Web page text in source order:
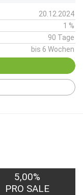
20.12.2024
1 %
90 Tage
bis 6 Wochen
5,00%
PRO SALE